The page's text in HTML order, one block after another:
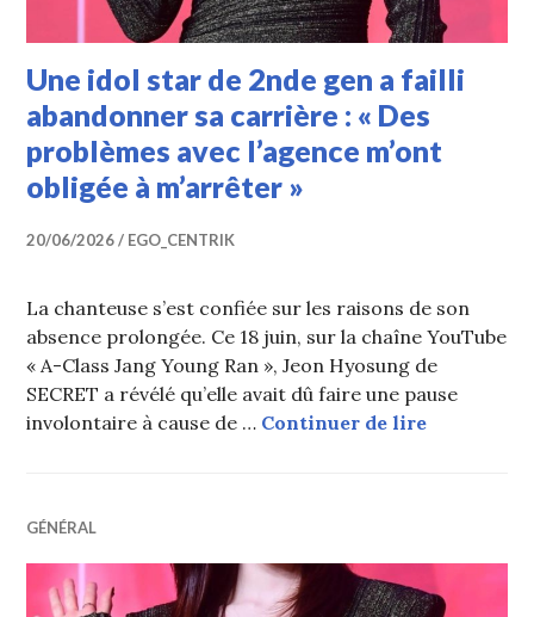
Une idol star de 2nde gen a failli
abandonner sa carrière : « Des
problèmes avec l’agence m’ont
obligée à m’arrêter »
20/06/2026 EGO_CENTRIK
La chanteuse s’est confiée sur les raisons de son
absence prolongée. Ce 18 juin, sur la chaîne YouTube
« A-Class Jang Young Ran », Jeon Hyosung de
SECRET a révélé qu’elle avait dû faire une pause
involontaire à cause de … Continuer de lireUne idol
GÉNÉRAL